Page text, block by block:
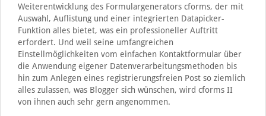
Weiterentwicklung des Formulargenerators cforms, der mit
Auswahl, Auflistung und einer integrierten Datapicker-
Funktion alles bietet, was ein professioneller Auftritt
erfordert. Und weil seine umfangreichen
Einstellmöglichkeiten vom einfachen Kontaktformular über
die Anwendung eigener Datenverarbeitungsmethoden bis
hin zum Anlegen eines registrierungsfreien Post so ziemlich
alles zulassen, was Blogger sich wünschen, wird cforms II
von ihnen auch sehr gern angenommen.